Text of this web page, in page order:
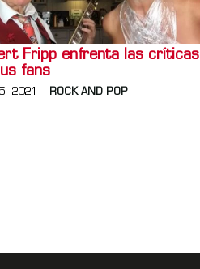
Fripp enfrenta las críticas
fans
2021 ROCK AND POP